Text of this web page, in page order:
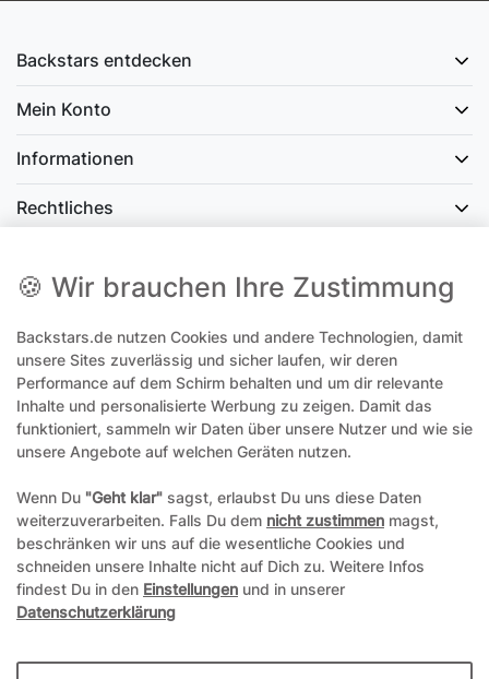
Backstars entdecken
Mein Konto
Informationen
Rechtliches
office@backstars.de
Wir antworten Ihnen schnellstmöglich. An Sonn- und Feiertagen kann
es evtl. zu Verzögerungen kommen.
07306 306239¹
Freitags am besten zwischen 8-12 Uhr
¹Telefonieren zum üblichen Ortstarif. Verbindugsgebühren für Anrufe
aus dem Mobilfunknetz können ggf. abweichen.
*Alle Preise inkl. gesetzl. Mehrwertsteuer und ggf. zzgl.
🍪 Wir brauchen Ihre Zustimmung
Backstars.de nutzen Cookies und andere Technologien, damit
unsere Sites zuverlässig und sicher laufen, wir deren
Performance auf dem Schirm behalten und um dir relevante
Inhalte und personalisierte Werbung zu zeigen. Damit das
funktioniert, sammeln wir Daten über unsere Nutzer und wie sie
unsere Angebote auf welchen Geräten nutzen.
Wenn Du "Geht klar" sagst, erlaubst Du uns diese Daten
weiterzuverarbeiten. Falls Du dem nicht zustimmen magst,
beschränken wir uns auf die wesentliche Cookies und
schneiden unsere Inhalte nicht auf Dich zu. Weitere Infos
findest Du in den Einstellungen und in unserer
Datenschutzerklärung